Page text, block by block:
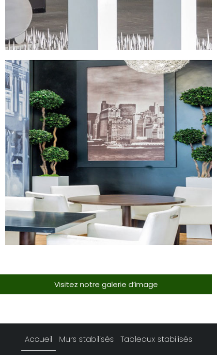
Visitez notre galerie d’image
Accueil Murs stabilisés
Tableaux stabilisés